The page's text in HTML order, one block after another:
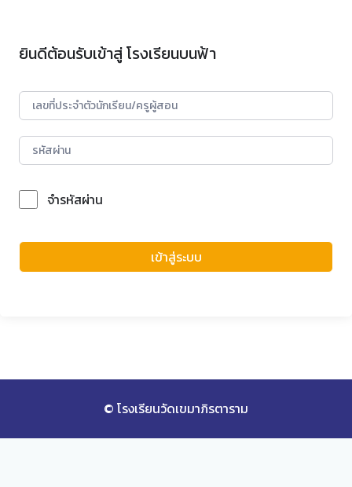
ยินดีต้อนรับเข้าสู่ โรงเรียนบนฟ้า
จำรหัสผ่าน
เข้าสู่ระบบ
© โรงเรียนวัดเขมาภิรตาราม